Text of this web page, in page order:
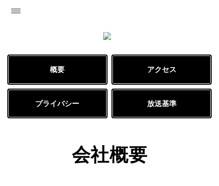
概要 アクセス
プライバシー 放送基準
会社概要